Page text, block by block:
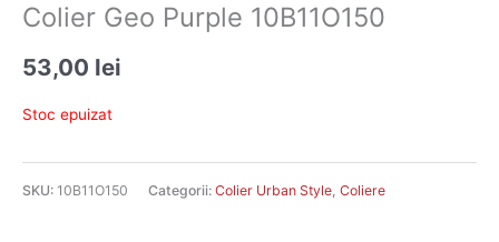
Colier Geo Purple 10B11O150
53,00 lei
Stoc epuizat
SKU: 10B11O150 Categorii: Colier Urban Style, Coliere